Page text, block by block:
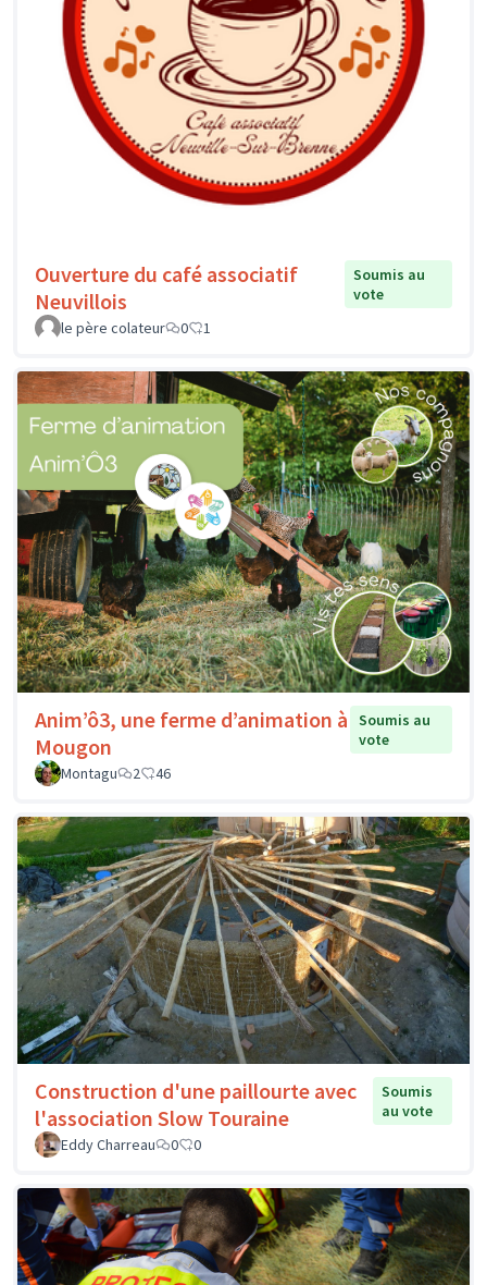
Ouverture du café associatif
Neuvillois
Soumis au
vote
le père colateur
0 1
Anim’ô3, une ferme d’animation à
Mougon
Soumis au
vote
Montagu
2 46
Construction d'une paillourte avec
l'association Slow Touraine
Soumis
au vote
Eddy Charreau
0 0